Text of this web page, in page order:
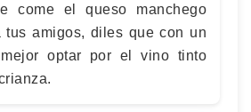
come el queso manchego
tus amigos, diles que con un
optar por el vino tinto